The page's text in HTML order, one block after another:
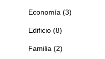
Economía (3)
Edificio(8)
Familia (2)